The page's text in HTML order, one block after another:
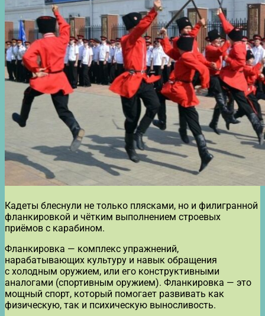
Кадеты блеснули не только плясками, но и филигранной
фланкировкой и чётким выполнением строевых
приёмов с карабином.
Фланкировка — комплекс упражнений,
нарабатывающих культуру и навык обращения
с холодным оружием, или его конструктивными
аналогами (спортивным оружием). Фланкировка — это
мощный спорт, который помогает развивать как
физическую, так и психическую выносливость.